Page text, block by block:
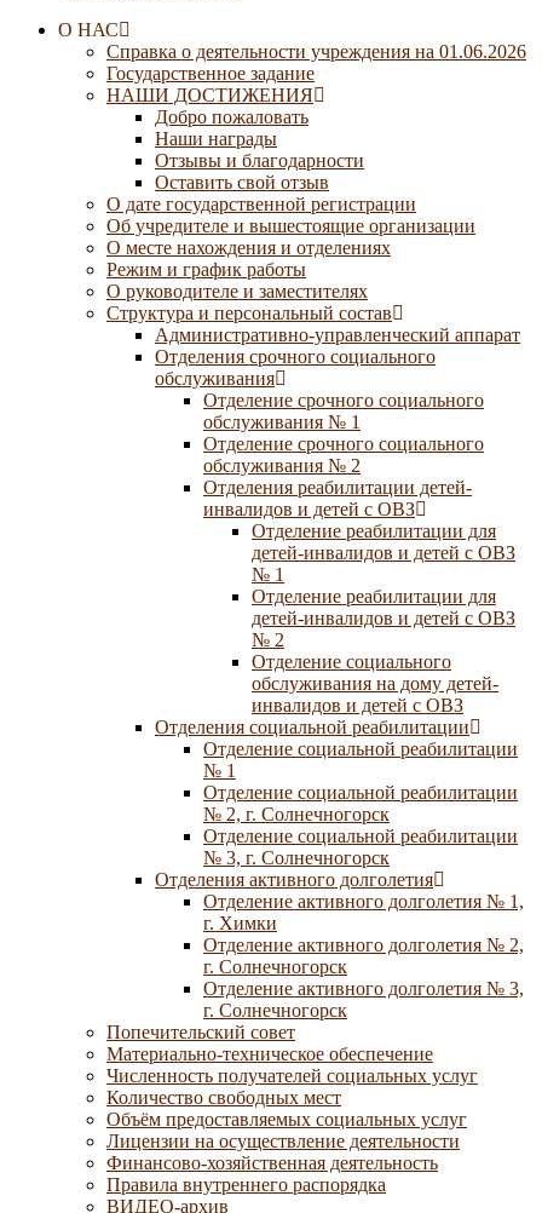
О НАС
Справка о деятельности учреждения на 01.06.2026
Государственное задание
НАШИ ДОСТИЖЕНИЯ
Добро пожаловать
Наши награды
Отзывы и благодарности
Оставить свой отзыв
О дате государственной регистрации
Об учредителе и вышестоящие организации
О месте нахождения и отделениях
Режим и график работы
О руководителе и заместителях
Структура и персональный состав
Административно-управленческий аппарат
Отделения срочного социального
обслуживания
Отделение срочного социального
обслуживания № 1
Отделение срочного социального
обслуживания № 2
Отделения реабилитации детей-
инвалидов и детей с ОВЗ
Отделение реабилитации для
детей-инвалидов и детей с ОВЗ
№ 1
Отделение реабилитации для
детей-инвалидов и детей с ОВЗ
№ 2
Отделение социального
обслуживания на дому детей-
инвалидов и детей с ОВЗ
Отделения социальной реабилитации
Отделение социальной реабилитации
№ 1
Отделение социальной реабилитации
№ 2, г. Солнечногорск
Отделение социальной реабилитации
№ 3, г. Солнечногорск
Отделения активного долголетия
Отделение активного долголетия № 1,
г. Химки
Отделение активного долголетия № 2,
г. Солнечногорск
Отделение активного долголетия № 3,
г. Солнечногорск
Попечительский совет
Материально-техническое обеспечение
Численность получателей социальных услуг
Количество свободных мест
Объём предоставляемых социальных услуг
Лицензии на осуществление деятельности
Финансово-хозяйственная деятельность
Правила внутреннего распорядка
ВИДЕО-архив